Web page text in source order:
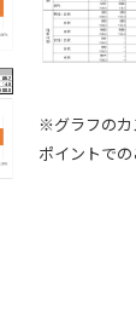
※グラフのカ
ポイントでの